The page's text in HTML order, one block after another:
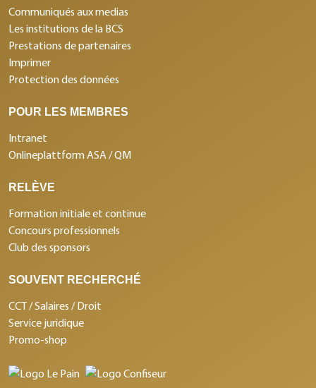
Communiqués aux medias
Les institutions de la BCS
Prestations de partenaires
Imprimer
Protection des données
POUR LES MEMBRES
Intranet
Onlineplattform ASA / QM
RELÈVE
Formation initiale et continue
Concours professionnels
Club des sponsors
SOUVENT RECHERCHÉ
CCT / Salaires / Droit
Service juridique
Promo-shop